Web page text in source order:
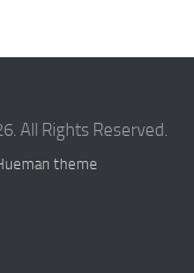
All Rights Reserved.
theme